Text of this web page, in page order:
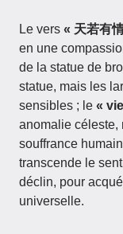
Le vers « 天若有
en une
de la statue de
statue, mais les
sensibles ; le «
anomalie céleste,
souffrance
transcende le
déclin, pour
universelle.